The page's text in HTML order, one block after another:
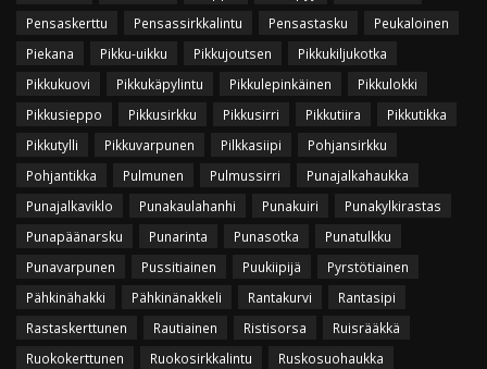
Pensaskerttu
Pensassirkkalintu Pensastasku
Peukaloinen
Piekana
Pikku-uikku Pikkujoutsen
Pikkukiljukotka
Pikkukuovi
Pikkukäpylintu Pikkulepinkäinen
Pikkulokki
Pikkusieppo
Pikkusirkku Pikkusirri Pikkutiira
Pikkutikka
Pikkutylli
Pikkuvarpunen Pilkkasiipi
Pohjansirkku
Pohjantikka
Pulmunen Pulmussirri
Punajalkahaukka
Punajalkaviklo
Punakaulahanhi Punakuiri
Punakylkirastas
Punapäänarsku
Punarinta Punasotka
Punatulkku
Punavarpunen
Pussitiainen Puukiipijä
Pyrstötiainen
Pähkinähakki
Pähkinänakkeli Rantakurvi
Rantasipi
Rastaskerttunen
Rautiainen Ristisorsa
Ruisrääkkä
Ruokokerttunen
Ruokosirkkalintu
Ruskosuohaukka